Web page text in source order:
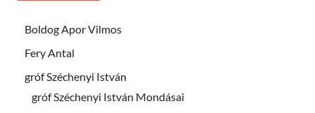
Boldog Apor Vilmos
Fery Antal
gróf Széchenyi István
gróf Széchenyi István Mondásai